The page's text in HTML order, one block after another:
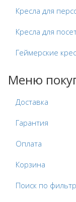
Кресла для
Кресла для
Геймерские
Меню
Доставка
Гарантия
Оплата
Корзина
Поиск по